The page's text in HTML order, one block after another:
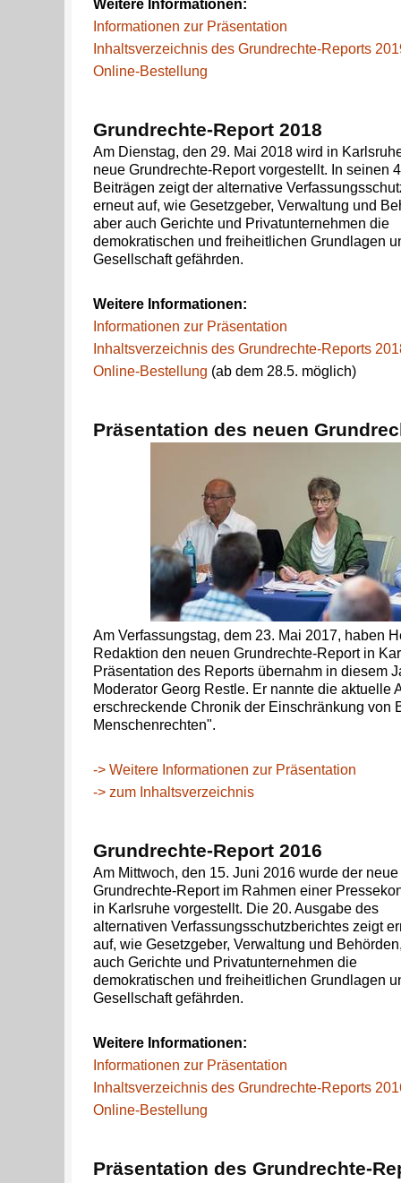
Weitere Informationen:
Informationen zur Präsentation
Inhaltsverzeichnis des Grundrechte-Reports
Online-Bestellung
Grundrechte-Report 2018
Am Dienstag, den 29. Mai 2018 wird in
neue Grundrechte-Report vorgestellt. In seinen
Beiträgen zeigt der alternative
erneut auf, wie Gesetzgeber, Verwaltung und
aber auch Gerichte und Privatunternehmen die
demokratischen und freiheitlichen Grundlagen
Gesellschaft gefährden.
Weitere Informationen:
Informationen zur Präsentation
Inhaltsverzeichnis des Grundrechte-Reports
Online-Bestellung (ab dem 28.5. möglich)
Präsentation des neuen
Am Verfassungstag, dem 23. Mai 2017, haben
Redaktion den neuen Grundrechte-Report in
Präsentation des Reports übernahm in diesem
Moderator Georg Restle. Er nannte die aktuelle
erschreckende Chronik der Einschränkung von
Menschenrechten".
-> Weitere Informationen zur Präsentation
-> zum Inhaltsverzeichnis
Grundrechte-Report 2016
Am Mittwoch, den 15. Juni 2016 wurde der neue
Grundrechte-Report im Rahmen einer
in Karlsruhe vorgestellt. Die 20. Ausgabe des
alternativen Verfassungsschutzberichtes zeigt
auf, wie Gesetzgeber, Verwaltung und
auch Gerichte und Privatunternehmen die
demokratischen und freiheitlichen Grundlagen
Gesellschaft gefährden.
Weitere Informationen:
Informationen zur Präsentation
Inhaltsverzeichnis des Grundrechte-Reports
Online-Bestellung
Präsentation des Grundrechte-